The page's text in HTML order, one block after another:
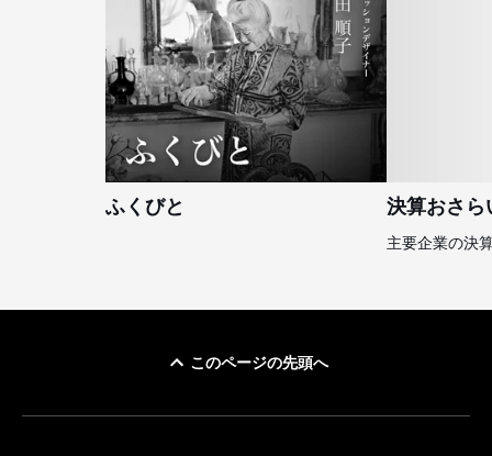
ふくびと 決算おさら
主要企業の決
このページの先頭へ